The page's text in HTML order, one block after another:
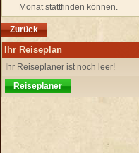
Monat stattfinden können.
Zurück
Ihr Reiseplan
Ihr Reiseplaner ist noch leer!
Reiseplaner